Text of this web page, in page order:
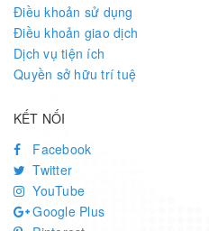
Điều khoản sử dụng
Điều khoản giao dịch
Dịch vụ tiện ích
Quyền sở hữu trí tuệ
KẾT NỐI
Facebook
Twitter
YouTube
Google Plus